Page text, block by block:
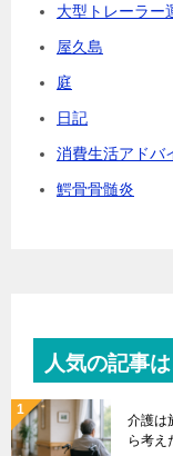
大型トレーラー
屋久島
庭
日記
消費生活アドバ
鰐骨骨髄炎
人気の記事
介護は
ら考え